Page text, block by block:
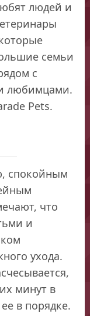
людей и
семьи
с
любимцами.
Pets.
спокойным
что
и
ухода.
минут в
в порядке.